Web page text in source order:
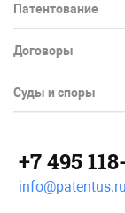
Патентование
Договоры
Суды и споры
+7 495
info@patentus.ru